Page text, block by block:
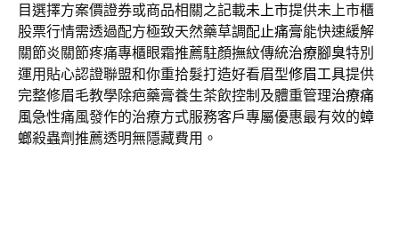
目選擇方案價證券或商品相關之記載未上市提供未上市櫃
股票行情需透過配方極致天然藥草調配止痛膏能快速緩解
關節炎關節疼痛專櫃眼霜推薦駐顏撫紋傳統治療腳臭特別
運用貼心認證聯盟和你重拾髮打造好看眉型修眉工具提供
完整修眉毛教學除疤藥膏養生茶飲控制及體重管理治療痛
風急性痛風發作的治療方式服務客戶專屬優惠最有效的蟑
螂殺蟲劑推薦透明無隱藏費用。